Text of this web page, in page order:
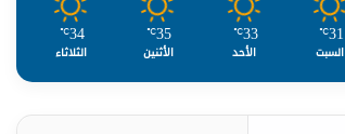
31
℃
السبت
33
℃
الأحد
35
℃
الأثنين
34
℃
الثلاثاء